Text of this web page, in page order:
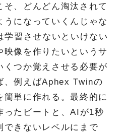
、どんどん淘汰されて
うになっていくんじゃな
学習させないといけない
像を作りたいというサ
くつか覚えさせる必要が
、例えばAphex Twinの
簡単に作れる。最終的に
ったビートと、AIが1秒
できないレベルにまで